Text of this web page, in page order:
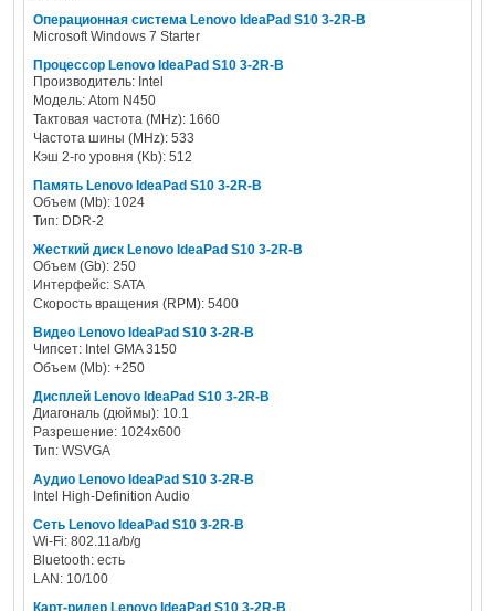
Операционная система Lenovo IdeaPad S10 3-2R-B
Microsoft Windows 7 Starter
Процессор Lenovo IdeaPad S10 3-2R-B
Производитель: Intel
Модель: Atom N450
Тактовая частота (MHz): 1660
Частота шины (MHz): 533
Кэш 2-го уровня (Kb): 512
Память Lenovo IdeaPad S10 3-2R-B
Объем (Mb): 1024
Тип: DDR-2
Жесткий диск Lenovo IdeaPad S10 3-2R-B
Объем (Gb): 250
Интерфейс: SATA
Скорость вращения (RPM): 5400
Видео Lenovo IdeaPad S10 3-2R-B
Чипсет: Intel GMA 3150
Объем (Mb): +250
Дисплей Lenovo IdeaPad S10 3-2R-B
Диагональ (дюймы): 10.1
Разрешение: 1024x600
Тип: WSVGA
Аудио Lenovo IdeaPad S10 3-2R-B
Intel High-Definition Audio
Сеть Lenovo IdeaPad S10 3-2R-B
Wi-Fi: 802.11a/b/g
Bluetooth: есть
LAN: 10/100
Карт-ридер Lenovo IdeaPad S10 3-2R-B